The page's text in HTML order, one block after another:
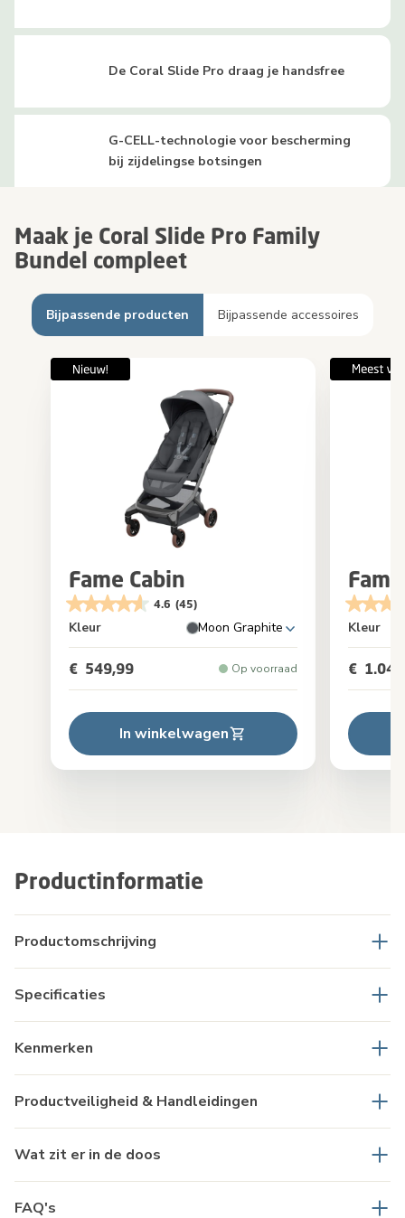
Productinformatie
Productomschrijving
Specificaties
Kenmerken
Productveiligheid & Handleidingen
Wat zit er in de doos
FAQ's
De Coral Slide Pro draag je handsfree
G-CELL-technologie voor bescherming
bij zijdelingse botsingen
Maak je Coral Slide Pro Family
Bundel compleet
Bijpassende producten Bijpassende accessoires
Fame Cabin
4.6 (45)
Kleur Moon Graphite
€ 549,99 Op voorraad
In winkelwagen
Fame
Kleur
€